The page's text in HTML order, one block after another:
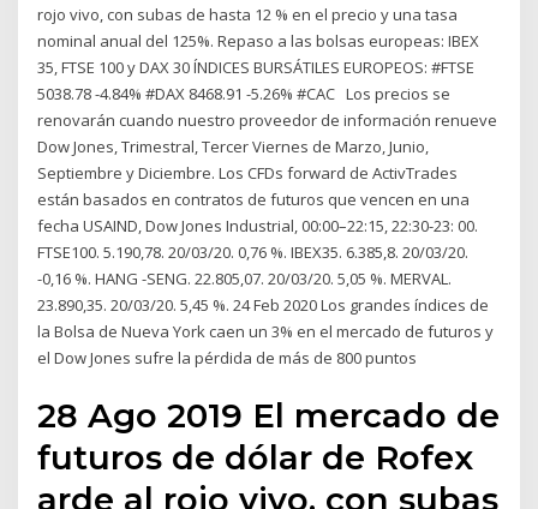
rojo vivo, con subas de hasta 12 % en el precio y una tasa
nominal anual del 125%. Repaso a las bolsas europeas: IBEX
35, FTSE 100 y DAX 30 ÍNDICES BURSÁTILES EUROPEOS: #FTSE
5038.78 -4.84% #DAX 8468.91 -5.26% #CAC Los precios se
renovarán cuando nuestro proveedor de información renueve
Dow Jones, Trimestral, Tercer Viernes de Marzo, Junio,
Septiembre y Diciembre. Los CFDs forward de ActivTrades
están basados en contratos de futuros que vencen en una
fecha USAIND, Dow Jones Industrial, 00:00–22:15, 22:30-23: 00.
FTSE100. 5.190,78. 20/03/20. 0,76 %. IBEX35. 6.385,8. 20/03/20.
-0,16 %. HANG -SENG. 22.805,07. 20/03/20. 5,05 %. MERVAL.
23.890,35. 20/03/20. 5,45 %. 24 Feb 2020 Los grandes índices de
la Bolsa de Nueva York caen un 3% en el mercado de futuros y
el Dow Jones sufre la pérdida de más de 800 puntos
28 Ago 2019 El mercado de
futuros de dólar de Rofex
arde al rojo vivo, con subas